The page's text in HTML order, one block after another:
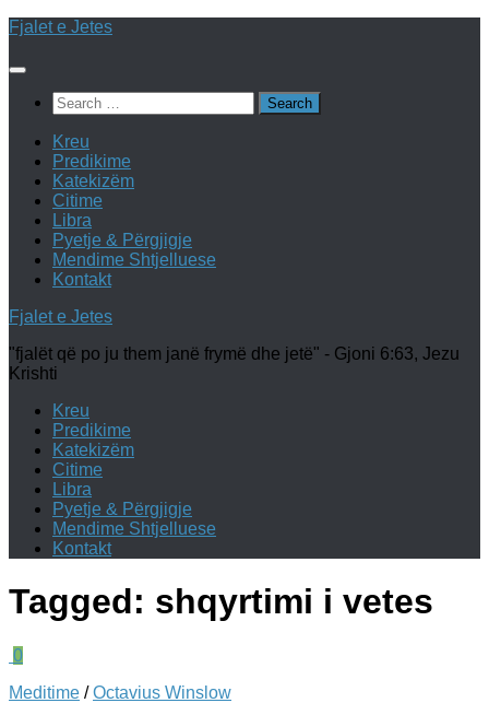
Skip
content
Fjalet e Jetes
Search
for:
Kreu
Predikime
Katekizëm
Citime
Libra
Pyetje & Përgjigje
Mendime Shtjelluese
Kontakt
Fjalet e Jetes
"fjalët që po ju them janë frymë dhe jetë" - Gjoni 6:63, Jezu
Krishti
Kreu
Predikime
Katekizëm
Citime
Libra
Pyetje & Përgjigje
Mendime Shtjelluese
Kontakt
Tagged: shqyrtimi i vetes
0
Meditime /Octavius Winslow